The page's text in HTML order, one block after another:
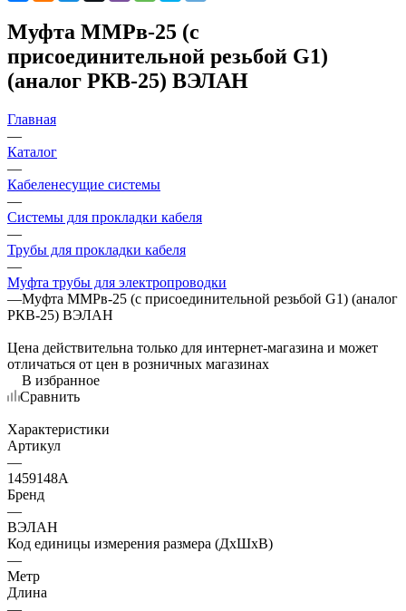
Муфта ММРв-25 (с
присоединительной резьбой G1)
(аналог РКВ-25) ВЭЛАН
Главная
—
Каталог
—
Кабеленесущие системы
—
Системы для прокладки кабеля
—
Трубы для прокладки кабеля
—
Муфта трубы для электропроводки
—Муфта ММРв-25 (с присоединительной резьбой G1) (аналог
РКВ-25) ВЭЛАН
Цена действительна только для интернет-магазина и может
отличаться от цен в розничных магазинах
В избранное
Сравнить
Характеристики
Артикул
—
1459148А
Бренд
—
ВЭЛАН
Код единицы измерения размера (ДхШхВ)
—
Метр
Длина